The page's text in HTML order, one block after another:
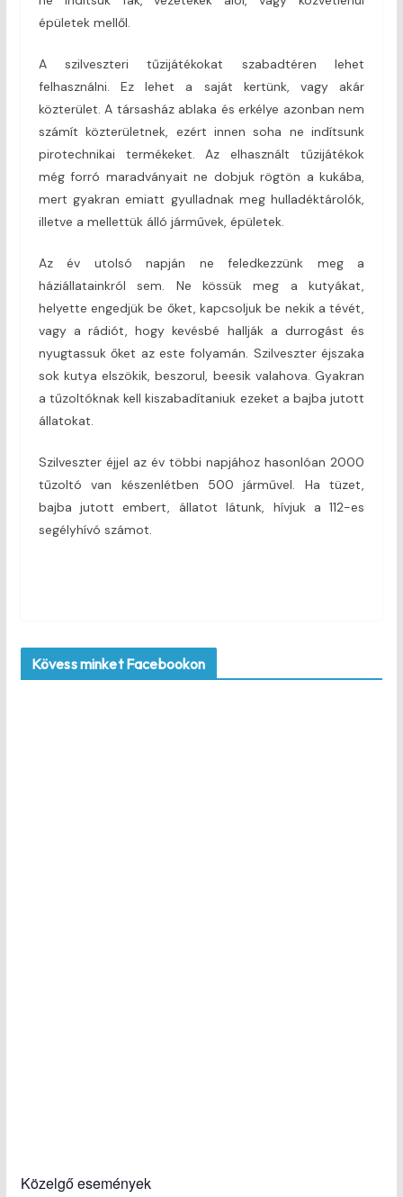
épületek mellől.
A szilveszteri tűzijátékokat szabadtéren lehet
felhasználni. Ez lehet a saját kertünk, vagy akár
közterület. A társasház ablaka és erkélye azonban nem
számít közterületnek, ezért innen soha ne indítsunk
pirotechnikai termékeket. Az elhasznált tűzijátékok
még forró maradványait ne dobjuk rögtön a kukába,
mert gyakran emiatt gyulladnak meg hulladéktárolók,
illetve a mellettük álló járművek, épületek.
Az év utolsó napján ne feledkezzünk meg a
háziállatainkról sem. Ne kössük meg a kutyákat,
helyette engedjük be őket, kapcsoljuk be nekik a tévét,
vagy a rádiót, hogy kevésbé hallják a durrogást és
nyugtassuk őket az este folyamán. Szilveszter éjszaka
sok kutya elszökik, beszorul, beesik valahova. Gyakran
a tűzoltóknak kell kiszabadítaniuk ezeket a bajba jutott
állatokat.
Szilveszter éjjel az év többi napjához hasonlóan 2000
tűzoltó van készenlétben 500 járművel. Ha tüzet,
bajba jutott embert, állatot látunk, hívjuk a 112-es
segélyhívó számot.
Kövess minket Facebookon
Közelgő események